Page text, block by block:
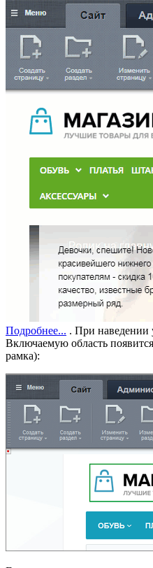
Подробнее... . При наведении
Включаемую область
рамка):